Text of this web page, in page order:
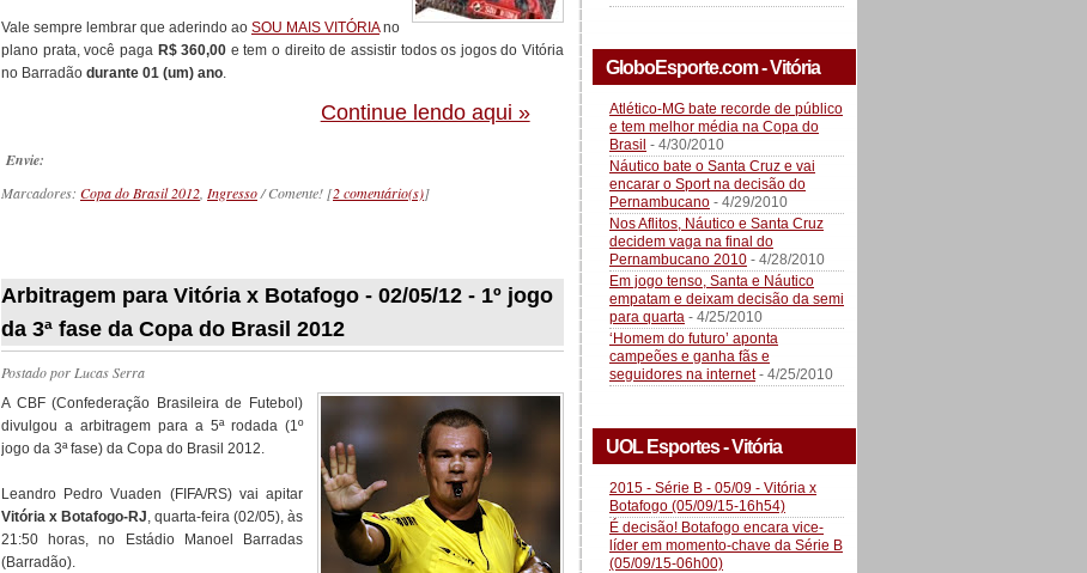
Vale sempre lembrar que aderindo ao SOU MAIS VITÓRIAno
plano prata, você paga R$ 360,00 e tem o direito de assistir todos os jogos do Vitória
no Barradão durante 01 (um) ano.
Continue lendo aqui »
Envie:
Marcadores: Copa do Brasil 2012 Ingresso/ Comente! [2 comentário(s)]
Arbitragem para Vitória x Botafogo - 02/05/12 - 1º jogo
da 3ª fase da Copa do Brasil 2012
Postado por Lucas Serra
A CBF (Confederação Brasileira de Futebol)
divulgou a arbitragem para a 5ª rodada (1º
jogo da 3ª fase) da Copa do Brasil 2012.
Leandro Pedro Vuaden (FIFA/RS) vai apitar
Vitória x Botafogo-RJ , quarta-feira (02/05), às
21:50 horas, no Estádio Manoel Barradas
(Barradão).
GloboEsporte.com - Vitória
Atlético-MG bate recorde de público
e tem melhor média na Copa do
Brasil - 4/30/2010
Náutico bate o Santa Cruz e vai
encarar o Sport na decisão do
Pernambucano - 4/29/2010
Nos Aflitos, Náutico e Santa Cruz
decidem vaga na final do
Pernambucano 2010 - 4/28/2010
Em jogo tenso, Santa e Náutico
empatam e deixam decisão da semi
para quarta - 4/25/2010
‘Homem do futuro’ aponta
campeões e ganha fãs e
seguidores na internet- 4/25/2010
UOL Esportes - Vitória
2015 - Série B - 05/09 - Vitória x
Botafogo (05/09/15-16h54)
É decisão! Botafogo encara vice-
líder em momento-chave da Série B
(05/09/15-06h00)